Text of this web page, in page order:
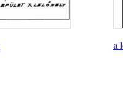
a